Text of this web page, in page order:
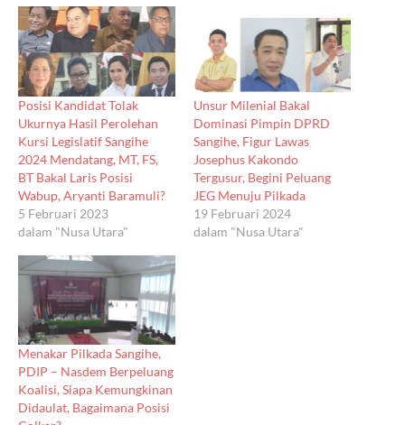
Posisi Kandidat Tolak
Ukurnya Hasil Perolehan
Kursi Legislatif Sangihe
2024 Mendatang, MT, FS,
BT Bakal Laris Posisi
Wabup, Aryanti Baramuli?
5 Februari 2023
dalam "Nusa Utara"
Unsur Milenial Bakal
Dominasi Pimpin DPRD
Sangihe, Figur Lawas
Josephus Kakondo
Tergusur, Begini Peluang
JEG Menuju Pilkada
19 Februari 2024
dalam "Nusa Utara"
Menakar Pilkada Sangihe,
PDIP – Nasdem Berpeluang
Koalisi, Siapa Kemungkinan
Didaulat, Bagaimana Posisi